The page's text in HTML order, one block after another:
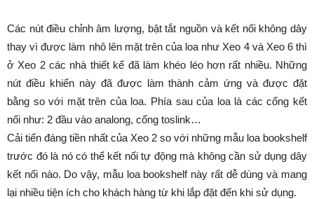
Các nút điều chỉnh âm lượng, bật tắt nguồn và kết nối không dây
thay vì được làm nhô lên mặt trên của loa như Xeo 4 và Xeo 6 thì
ở Xeo 2 các nhà thiết kế đã làm khéo léo hơn rất nhiều. Những
nút điều khiển này đã được làm thành cảm ứng và được đặt
bằng so với mặt trên của loa. Phía sau của loa là các cổng kết
nối như: 2 đầu vào analong, cổng toslink…
Cải tiến đáng tiền nhất của Xeo 2 so với những mẫu loa bookshelf
trước đó là nó có thể kết nối tự động mà không cần sử dụng dây
kết nối nào. Do vậy, mẫu loa bookshelf này rất dễ dùng và mang
lại nhiều tiện ích cho khách hàng từ khi lắp đặt đến khi sử dụng.